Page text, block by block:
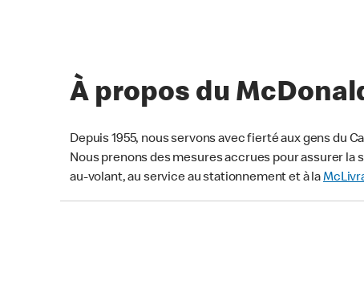
À propos du
Depuis 1955, nous servons avec fierté aux gens du
Nous prenons des mesures accrues pour assurer
au-volant, au service au stationnement et à la